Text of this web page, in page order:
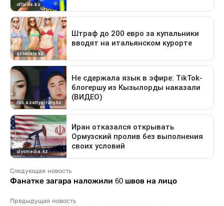
Следующая новость
Фанатке загара наложили 60 швов на лицо
Предыдущая новость